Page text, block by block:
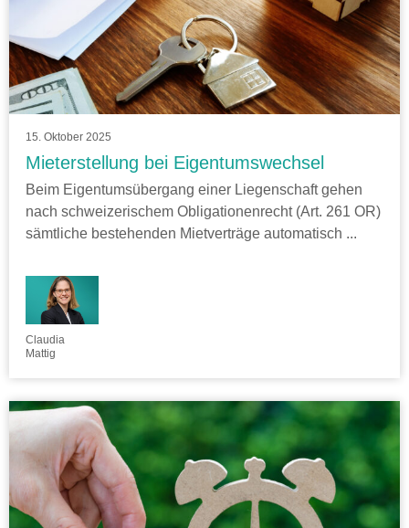
15. Oktober 2025
Mieterstellung bei Eigentumswechsel
Beim Eigentumsübergang einer Liegenschaft gehen
nach schweizerischem Obligationenrecht (Art. 261 OR)
sämtliche bestehenden Mietverträge automatisch ...
Claudia
Mattig